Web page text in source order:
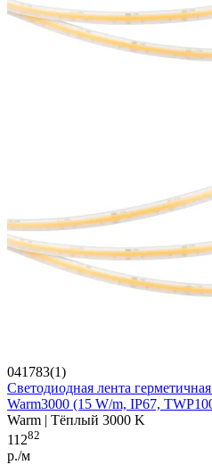
041783(1)
Светодиодная лента
Warm3000 (15 W/m, IP67,
Warm | Тёплый 3000 K
11282
р./м